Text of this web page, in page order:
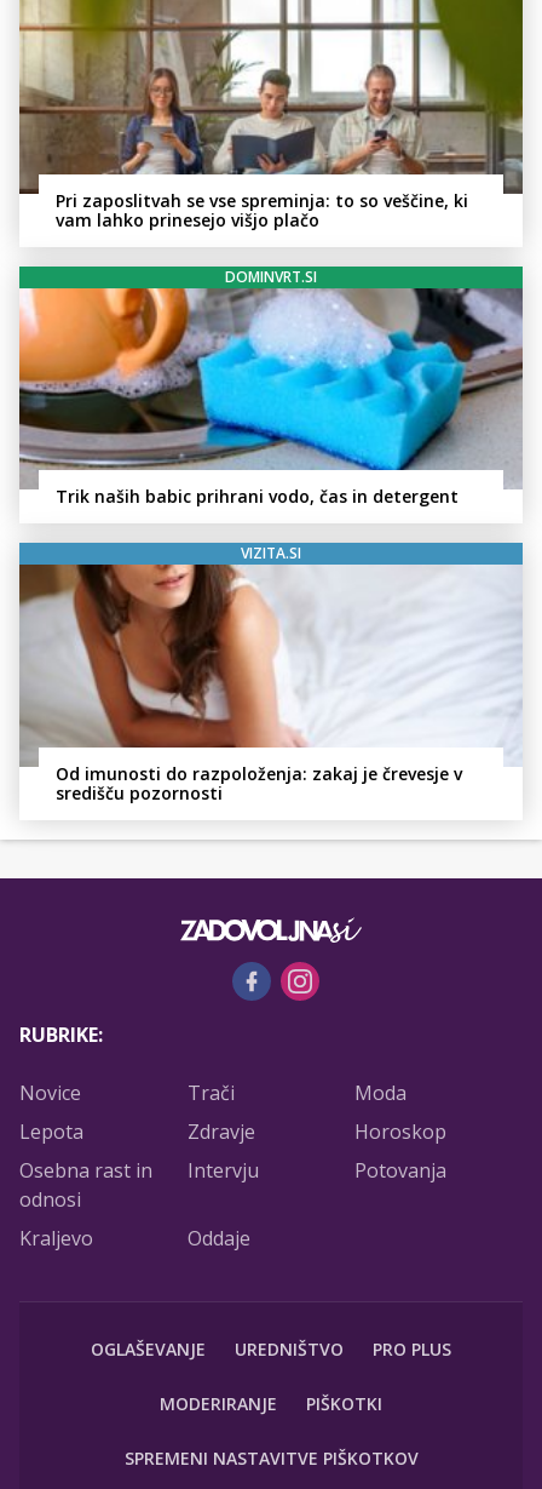
Pri zaposlitvah se vse spreminja: to so veščine, ki
vam lahko prinesejo višjo plačo
DOMINVRT.SI
Trik naših babic prihrani vodo, čas in detergent
VIZITA.SI
Od imunosti do razpoloženja: zakaj je črevesje v
središču pozornosti
RUBRIKE:
Novice Trači
Moda
Lepota
Zdravje
Horoskop
Osebna rast in
odnosi
Intervju Potovanja
Kraljevo Oddaje
OGLAŠEVANJE UREDNIŠTVO PRO PLUS
MODERIRANJE PIŠKOTKI
SPREMENI NASTAVITVE PIŠKOTKOV